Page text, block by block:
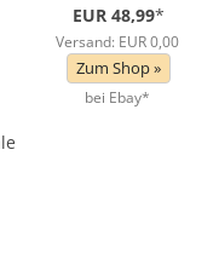
EUR 48,99*
Versand: EUR 0,00
Zum Shop »
bei Ebay*